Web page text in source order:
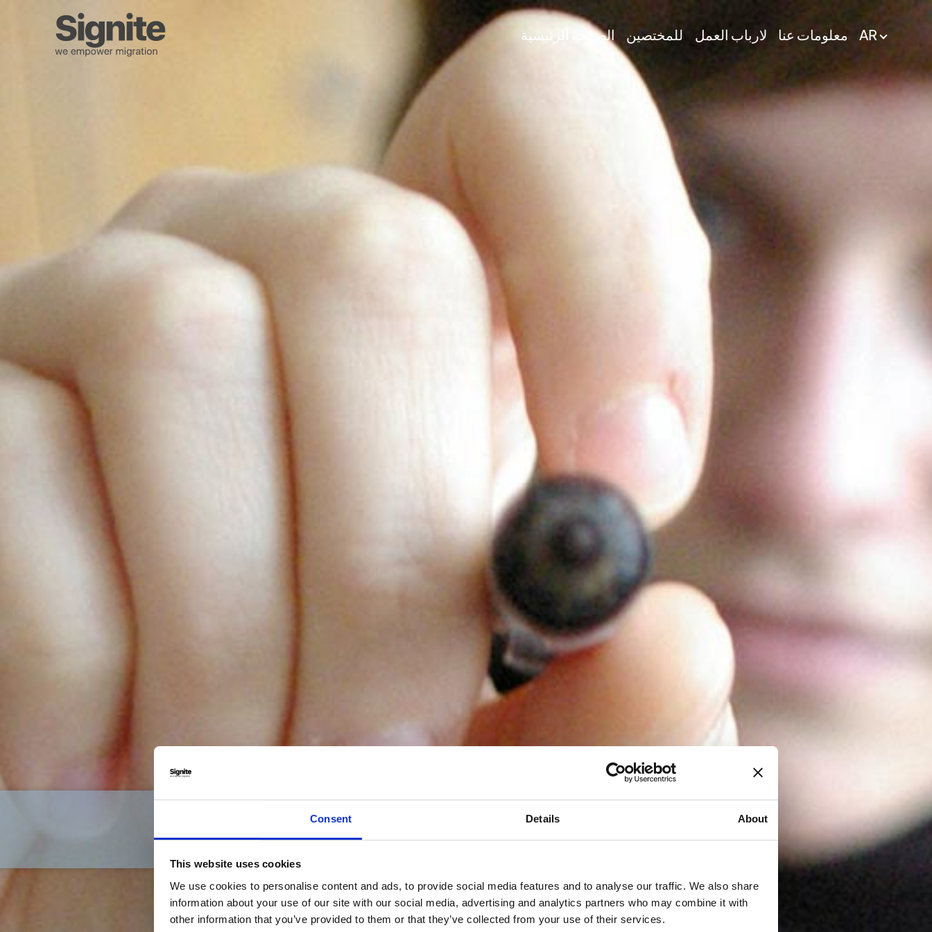
Consent Details About
This website uses cookies
We use cookies to personalise content and ads, to provide social media features and to analyse our traffic. We also share
information about your use of our site with our social media, advertising and analytics partners who may combine it with
other information that you’ve provided to them or that they’ve collected from your use of their services.
الصفحة الرئيسية للمختصين لارباب العمل معلومات عنا AR
Blog